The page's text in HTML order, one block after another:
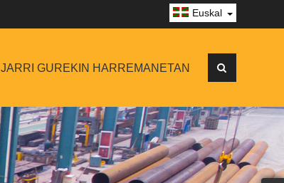
Euskal
JARRI GUREKIN HARREMANETAN